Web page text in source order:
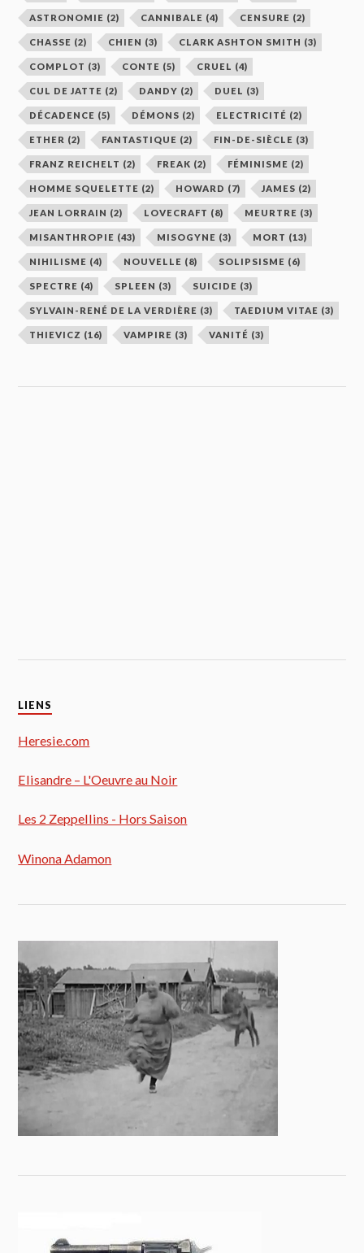
ASTRONOMIE (2) CANNIBALE (4) CENSURE (2)
CHASSE (2) CHIEN (3) CLARK ASHTON SMITH (3)
COMPLOT (3) CONTE (5) CRUEL (4)
CUL DE JATTE (2) DANDY (2) DUEL (3)
DÉCADENCE (5) DÉMONS (2) ELECTRICITÉ (2)
ETHER (2) FANTASTIQUE (2) FIN-DE-SIÈCLE (3)
FRANZ REICHELT (2) FREAK (2) FÉMINISME (2)
HOMME SQUELETTE (2) HOWARD (7) JAMES (2)
JEAN LORRAIN (2) LOVECRAFT (8) MEURTRE (3)
MISANTHROPIE (43) MISOGYNE (3) MORT (13)
NIHILISME (4) NOUVELLE (8) SOLIPSISME (6)
SPECTRE (4) SPLEEN (3) SUICIDE (3)
SYLVAIN-RENÉ DE LA VERDIÈRE (3) TAEDIUM VITAE (3)
THIEVICZ (16) VAMPIRE (3) VANITÉ (3)
LIENS
Heresie.com
Elisandre – L'Oeuvre au Noir
Les 2 Zeppellins - Hors Saison
Winona Adamon